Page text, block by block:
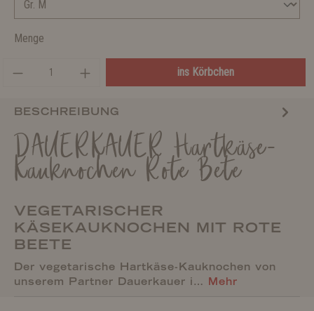
Menge
ins Körbchen
BESCHREIBUNG
DAUERKAUER Hartkäse-
Kauknochen Rote Bete
VEGETARISCHER
KÄSEKAUKNOCHEN MIT ROTE
BEETE
Der vegetarische Hartkäse-Kauknochen von
unserem Partner Dauerkauer i… Mehr